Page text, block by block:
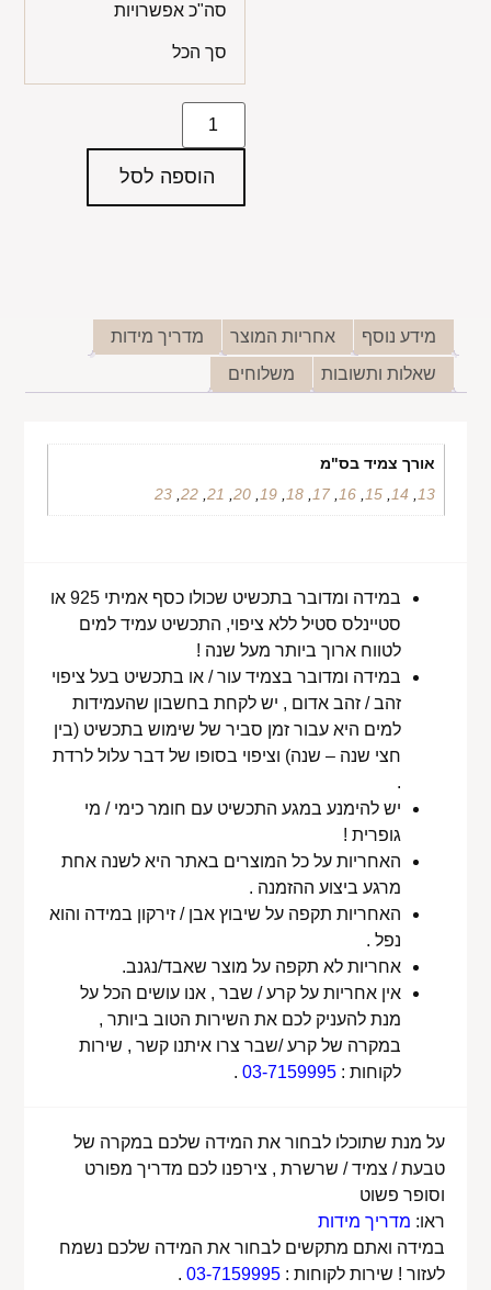
סה"כ אפשרויות
סך הכל
הוספה לסל
מידע נוסף אחריות המוצר
מדריך מידות
שאלות ותשובות
משלוחים
אורך צמיד בס"מ
13
,
14
,
15
,
16
,
17
,
18
,
19
,
20
,
21
,
22
,
23
במידה ומדובר בתכשיט שכולו כסף אמיתי 925 או
סטיינלס סטיל ללא ציפוי, התכשיט עמיד למים
לטווח ארוך ביותר מעל שנה !
במידה ומדובר בצמיד עור / או בתכשיט בעל ציפוי
זהב / זהב אדום , יש לקחת בחשבון שהעמידות
למים היא עבור זמן סביר של שימוש בתכשיט (בין
חצי שנה – שנה) וציפוי בסופו של דבר עלול לרדת
.
יש להימנע במגע התכשיט עם חומר כימי / מי
גופרית !
האחריות על כל המוצרים באתר היא לשנה אחת
מרגע ביצוע ההזמנה .
האחריות תקפה על שיבוץ אבן / זירקון במידה והוא
נפל .
אחריות לא תקפה על מוצר שאבד/נגנב.
אין אחריות על קרע / שבר , אנו עושים הכל על
מנת להעניק לכם את השירות הטוב ביותר ,
במקרה של קרע /שבר צרו איתנו קשר , שירות
לקוחות :03-7159995
.
על מנת שתוכלו לבחור את המידה שלכם במקרה של
טבעת / צמיד / שרשרת , צירפנו לכם מדריך מפורט
וסופר פשוט
ראו: מדריך מידות
במידה ואתם מתקשים לבחור את המידה שלכם נשמח
לעזור ! שירות לקוחות :03-7159995
.